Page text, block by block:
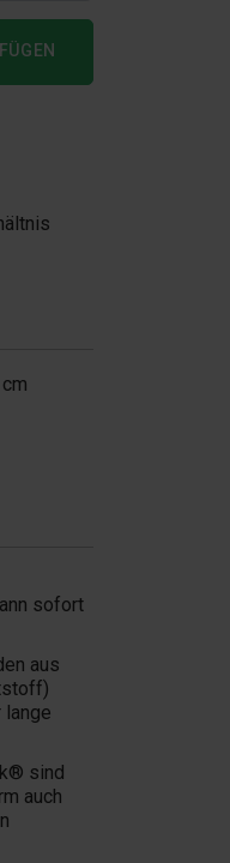
€ 2’075.00
sofort
aus
lange
sind
auch